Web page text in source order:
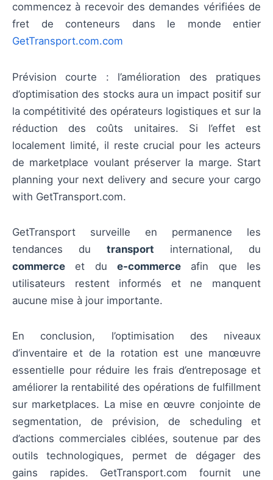
commencez à recevoir des demandes vérifiées de
fret de conteneurs dans le monde entier
GetTransport.com.com
Prévision courte : l’amélioration des pratiques
d’optimisation des stocks aura un impact positif sur
la compétitivité des opérateurs logistiques et sur la
réduction des coûts unitaires. Si l’effet est
localement limité, il reste crucial pour les acteurs
de marketplace voulant préserver la marge. Start
planning your next delivery and secure your cargo
with GetTransport.com.
GetTransport surveille en permanence les
tendances du transport international, du
commerce et du e‑commerce afin que les
utilisateurs restent informés et ne manquent
aucune mise à jour importante.
En conclusion, l’optimisation des niveaux
d’inventaire et de la rotation est une manœuvre
essentielle pour réduire les frais d’entreposage et
améliorer la rentabilité des opérations de fulfillment
sur marketplaces. La mise en œuvre conjointe de
segmentation, de prévision, de scheduling et
d’actions commerciales ciblées, soutenue par des
outils technologiques, permet de dégager des
gains rapides. GetTransport.com fournit une